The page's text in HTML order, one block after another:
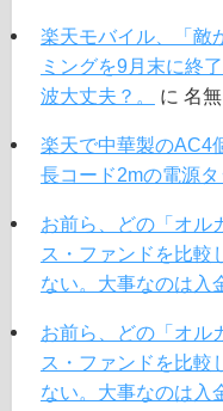
楽天モバイル、「敵
ミングを9月末に終
波大丈夫？。
に 名
楽天で中華製のAC4
長コード2mの電源タ
お前ら、どの「オル
ス・ファンドを比
ない。大事なのは入
お前ら、どの「オル
ス・ファンドを比
ない。大事なのは入